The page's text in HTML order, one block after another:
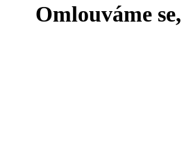
Omlouváme